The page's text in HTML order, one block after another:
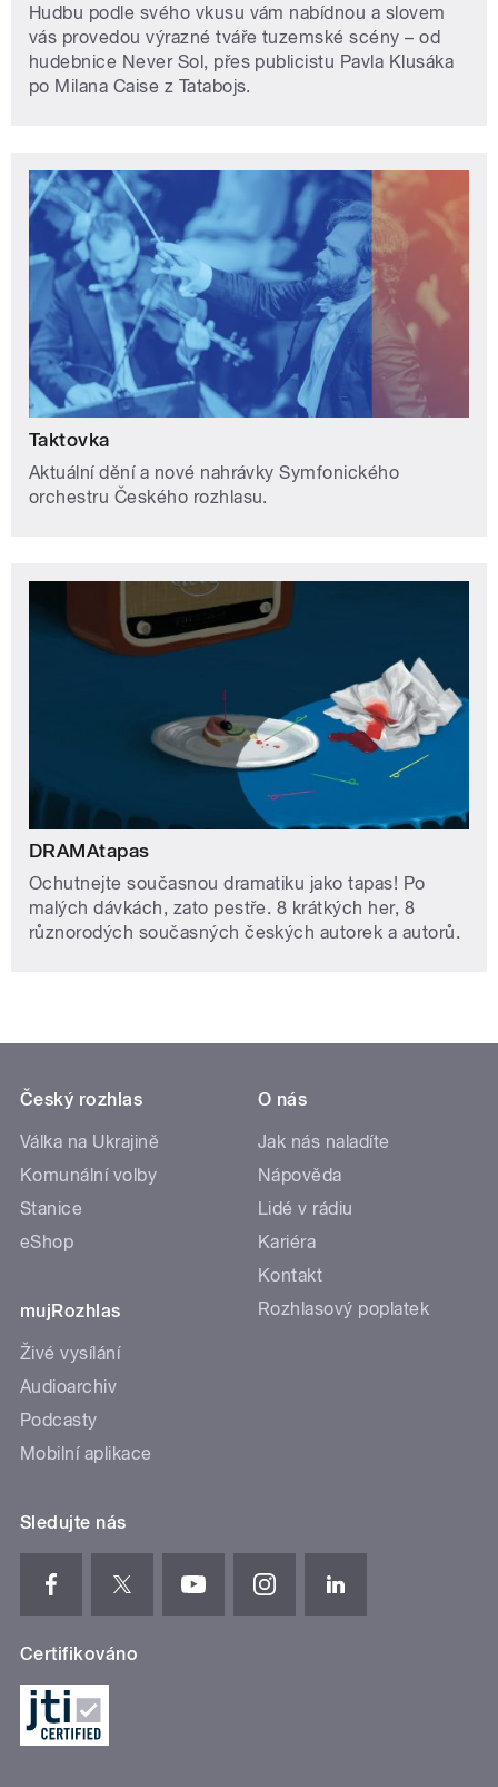
Hudbu podle svého vkusu vám nabídnou a slovem
vás provedou výrazné tváře tuzemské scény – od
hudebnice Never Sol, přes publicistu Pavla Klusáka
po Milana Caise z Tatabojs.
Taktovka
Aktuální dění a nové nahrávky Symfonického
orchestru Českého rozhlasu.
DRAMAtapas
Ochutnejte současnou dramatiku jako tapas! Po
malých dávkách, zato pestře. 8 krátkých her, 8
různorodých současných českých autorek a autorů.
Český rozhlas
Válka na Ukrajině
Komunální volby
Stanice
eShop
mujRozhlas
Živé vysílání
Audioarchiv
Podcasty
Mobilní aplikace
O nás
Jak nás naladíte
Nápověda
Lidé v rádiu
Kariéra
Kontakt
Rozhlasový poplatek
Sledujte nás
Certifikováno